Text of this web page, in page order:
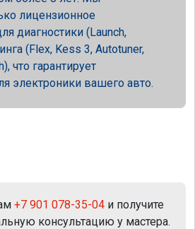
лицензионное
диагностики (Launch,
(Flex, Kess 3, Autotuner,
что гарантирует
электроники вашего авто.
+7 901 078-35-04 и получите
консультацию у мастера.